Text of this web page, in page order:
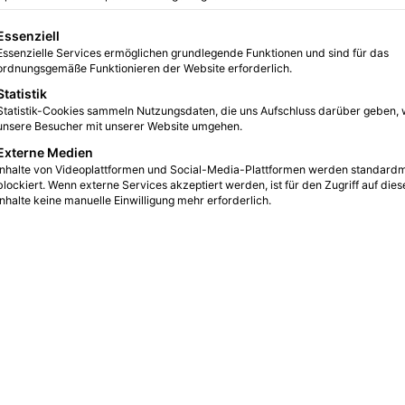
0 7 3 Minuten gelesen
eine Liste der Service-Gruppen, für die eine Einwilligung erteilt
Services ermöglichen grundlegende Funktionen und sind für das
Funktionieren der Website erforderlich.
Cookies sammeln Nutzungsdaten, die uns Aufschluss darüber geben,
Besucher mit unserer Website umgehen.
Medien
von Videoplattformen und Social-Media-Plattformen werden
Wenn externe Services akzeptiert werden, ist für den Zugriff auf
keine manuelle Einwilligung mehr erforderlich.